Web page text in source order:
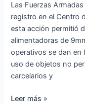
Las Fuerzas
registro en el Centro
esta acción permitió
alimentadoras de
operativos se dan en
uso de objetos no
carcelarios y
Leer más »